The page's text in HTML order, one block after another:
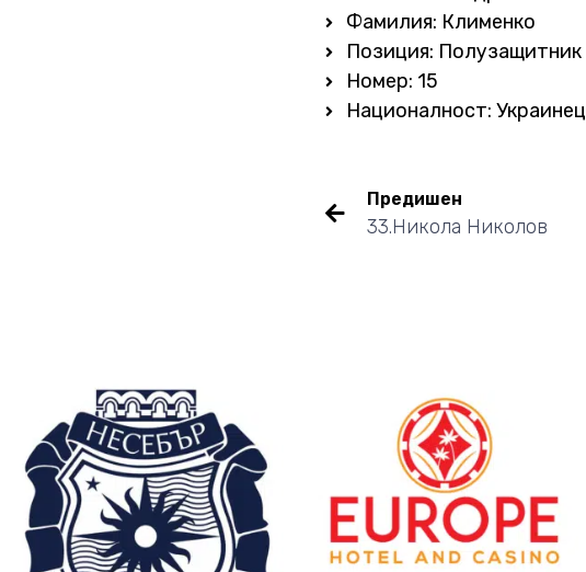
Фамилия: Клименко
Позиция: Полузащитник
Номер: 15
Националност: Украинец
Предишен
33.Никола Николов